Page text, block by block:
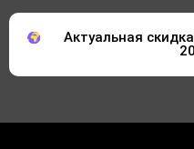
Актуальная